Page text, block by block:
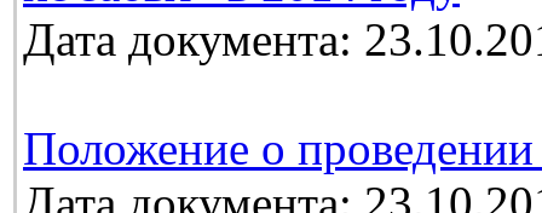
Дата документа:
Положение о